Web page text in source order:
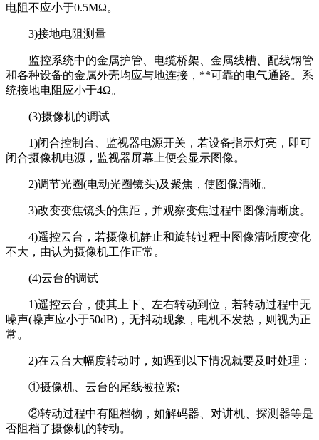
电阻不应小于0.5MΩ。
3)接地电阻测量
监控系统中的金属护管、电缆桥架、金属线槽、配线钢管
和各种设备的金属外壳均应与地连接，**可靠的电气通路。系
统接地电阻应小于4Ω。
(3)摄像机的调试
1)闭合控制台、监视器电源开关，若设备指示灯亮，即可
闭合摄像机电源，监视器屏幕上便会显示图像。
2)调节光圈(电动光圈镜头)及聚焦，使图像清晰。
3)改变变焦镜头的焦距，并观察变焦过程中图像清晰度。
4)遥控云台，若摄像机静止和旋转过程中图像清晰度变化
不大，由认为摄像机工作正常。
(4)云台的调试
1)遥控云台，使其上下、左右转动到位，若转动过程中无
噪声(噪声应小于50dB)，无抖动现象，电机不发热，则视为正
常。
2)在云台大幅度转动时，如遇到以下情况就要及时处理：
①摄像机、云台的尾线被拉紧;
②转动过程中有阻档物，如解码器、对讲机、探测器等是
否阻档了摄像机的转动。